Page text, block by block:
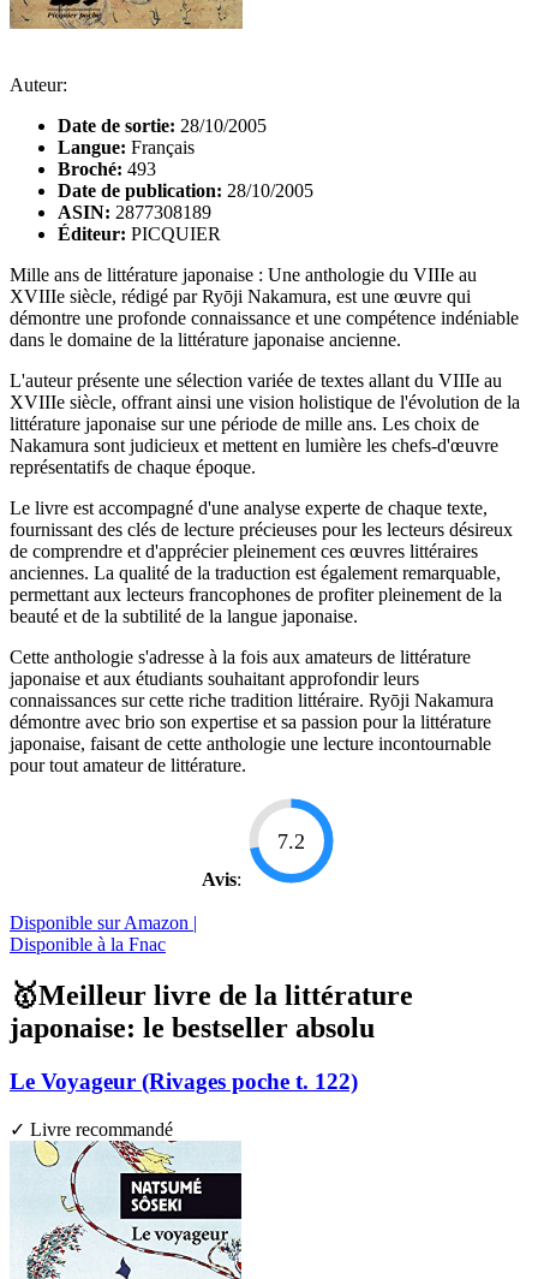
Auteur:
Date de sortie: 28/10/2005
Langue: Français
Broché: 493
Date de publication: 28/10/2005
ASIN: 2877308189
Éditeur: PICQUIER
Mille ans de littérature japonaise : Une anthologie du VIIIe au
XVIIIe siècle, rédigé par Ryōji Nakamura, est une œuvre qui
démontre une profonde connaissance et une compétence indéniable
dans le domaine de la littérature japonaise ancienne.
L'auteur présente une sélection variée de textes allant du VIIIe au
XVIIIe siècle, offrant ainsi une vision holistique de l'évolution de la
littérature japonaise sur une période de mille ans. Les choix de
Nakamura sont judicieux et mettent en lumière les chefs-d'œuvre
représentatifs de chaque époque.
Le livre est accompagné d'une analyse experte de chaque texte,
fournissant des clés de lecture précieuses pour les lecteurs désireux
de comprendre et d'apprécier pleinement ces œuvres littéraires
anciennes. La qualité de la traduction est également remarquable,
permettant aux lecteurs francophones de profiter pleinement de la
beauté et de la subtilité de la langue japonaise.
Cette anthologie s'adresse à la fois aux amateurs de littérature
japonaise et aux étudiants souhaitant approfondir leurs
connaissances sur cette riche tradition littéraire. Ryōji Nakamura
démontre avec brio son expertise et sa passion pour la littérature
japonaise, faisant de cette anthologie une lecture incontournable
pour tout amateur de littérature.
Avis:
7.2
Disponible sur Amazon |
Disponible à la Fnac
🥇Meilleur livre de la littérature
japonaise: le bestseller absolu
Le Voyageur (Rivages poche t. 122)
✓ Livre recommandé